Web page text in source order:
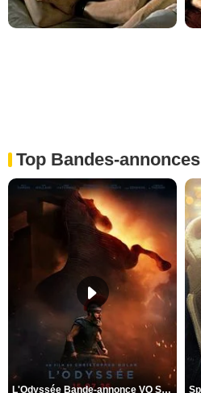
Top Bandes-annonces
L'Odyssée Bande-annonce VO STFR